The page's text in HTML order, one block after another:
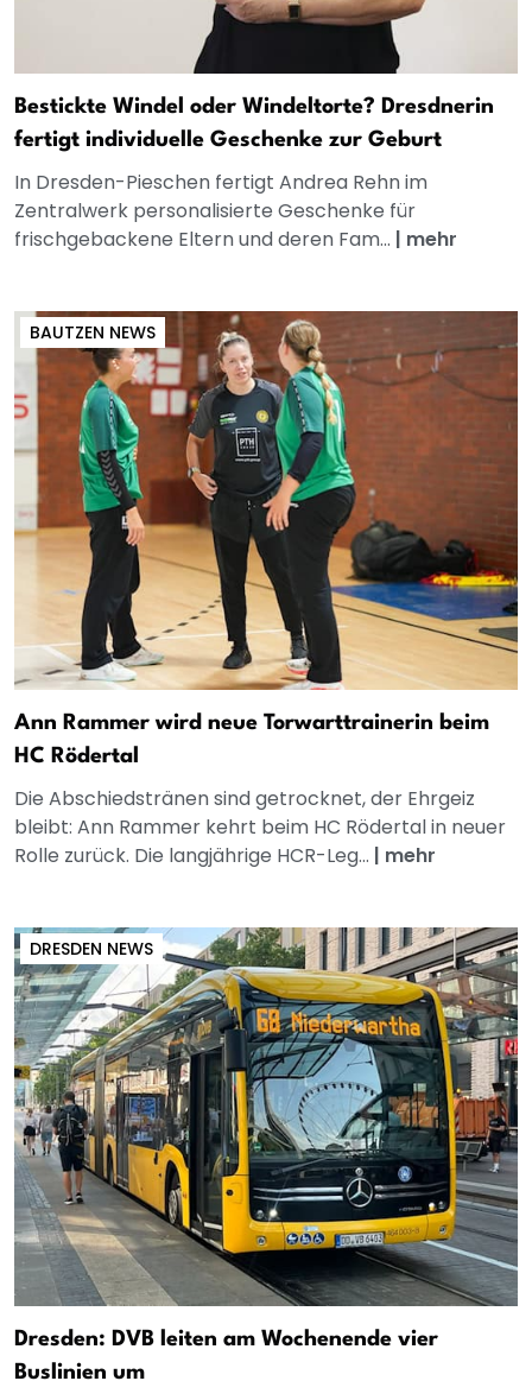
Bestickte Windel oder Windeltorte? Dresdnerin
fertigt individuelle Geschenke zur Geburt
In Dresden-Pieschen fertigt Andrea Rehn im
Zentralwerk personalisierte Geschenke für
frischgebackene Eltern und deren Fam... | mehr
BAUTZEN NEWS
Ann Rammer wird neue Torwarttrainerin beim
HC Rödertal
Die Abschiedstränen sind getrocknet, der Ehrgeiz
bleibt: Ann Rammer kehrt beim HC Rödertal in neuer
Rolle zurück. Die langjährige HCR-Leg... | mehr
DRESDEN NEWS
Dresden: DVB leiten am Wochenende vier
Buslinien um